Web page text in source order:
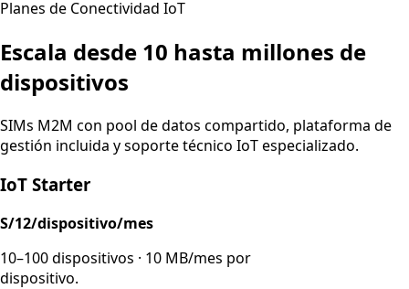
Planes de Conectividad IoT
Escala desde 10 hasta millones de
dispositivos
SIMs M2M con pool de datos compartido, plataforma de
gestión incluida y soporte técnico IoT especializado.
IoT Starter
S/12/dispositivo/mes
10–100 dispositivos · 10 MB/mes por
dispositivo.